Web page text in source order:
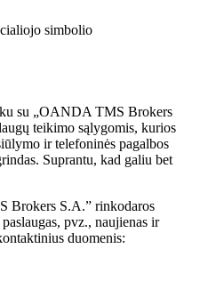
simbolio
su „OANDA TMS Brokers
teikimo sąlygomis, kurios
ir telefoninės pagalbos
Suprantu, kad galiu bet
Brokers S.A.” rinkodaros
pvz., naujienas ir
duomenis: